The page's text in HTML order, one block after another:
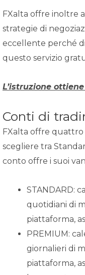
FXalta offre inoltre
strategie di
eccellente perché
questo servizio
L’istruzione
Conti di
FXalta offre quattro
scegliere tra
conto offre i suoi
STANDARD:
quotidiani di
piattaforma,
PREMIUM:
giornalieri di
piattaforma,